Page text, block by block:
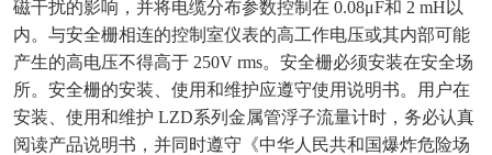
磁干扰的影响，并将电缆分布参数控制在 0.08μF和 2 mH以
内。与安全栅相连的控制室仪表的高工作电压或其内部可能
产生的高电压不得高于 250V rms。安全栅必须安装在安全场
所。安全栅的安装、使用和维护应遵守使用说明书。用户在
安装、使用和维护 LZD系列金属管浮子流量计时，务必认真
阅读产品说明书，并同时遵守《中华人民共和国爆炸危险场